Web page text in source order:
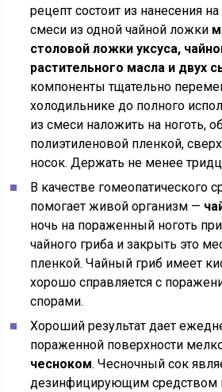
рецепт состоит из нанесения
смеси из одной чайной ложки
столовой ложки уксуса,
растительного масла и двух
компоненты тщательно
холодильнике до полного
из смеси наложить на ноготь,
полиэтиленовой пленкой,
носок. Держать не менее
В качестве гомеопатического
помогает живой организм —
ночь на пораженный ноготь
чайного гриба и закрыть это
пленкой. Чайный гриб имеет
хорошо справляется с
спорами.
Хороший результат дает
пораженной поверхности
чесноком. Чесночный сок
дезинфицирующим средством